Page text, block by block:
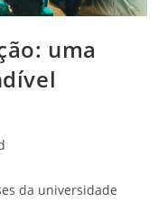
uma
da universidade